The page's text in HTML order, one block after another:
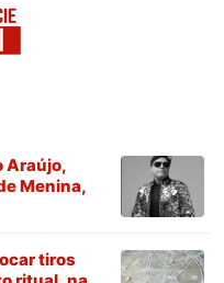
Araújo,
Menina,
tiros